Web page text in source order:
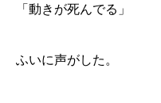
「動きが死んでる」
ふいに声がした。